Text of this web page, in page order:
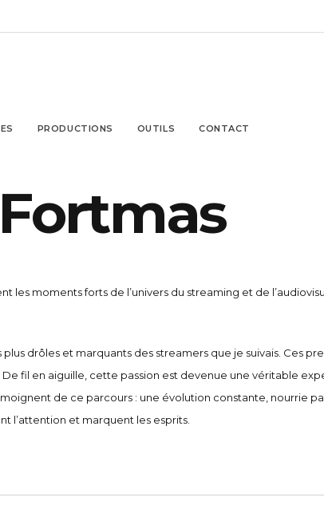
PRODUCTIONS OUTILS CONTACT
Fortmas
les moments forts de l’univers du streaming et de
plus drôles et marquants des streamers que je suivais. Ces
De fil en aiguille, cette passion est devenue une véritable
de ce parcours : une évolution constante, nourrie
l’attention et marquent les esprits.